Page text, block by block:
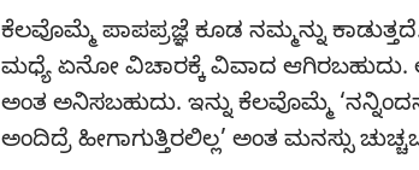
ಕೆಲವೊಮ್ಮೆ ಪಾಪಪ್ರಜ್ಞೆ ಕೂಡ ನಮ್ಮನ್ನು
ಮಧ್ಯೆ ಏನೋ ವಿಚಾರಕ್ಕೆ ವಿವಾದ
ಅಂತ ಅನಿಸಬಹುದು. ಇನ್ನು ಕೆಲವೊಮ್ಮೆ
ಅಂದಿದ್ರೆ ಹೀಗಾಗುತ್ತಿರಲಿಲ್ಲ’ ಅಂತ ಮನಸ್ಸು